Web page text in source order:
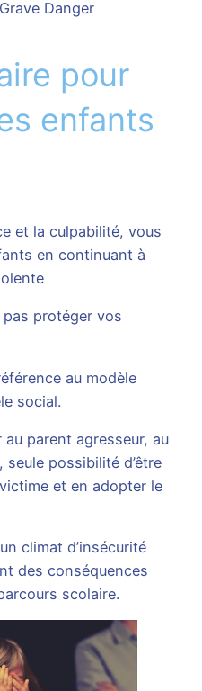
Danger
pour
enfants
et la culpabilité, vous
en continuant à
pas protéger vos
au modèle
social.
parent agresseur, au
possibilité d’être
et en adopter le
climat d’insécurité
des conséquences
scolaire.